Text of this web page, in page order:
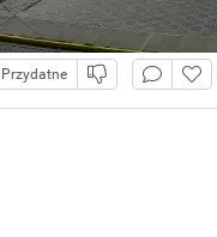
Przydatne